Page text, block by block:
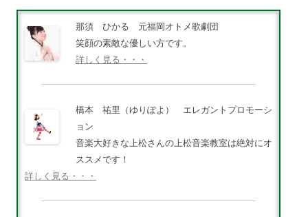
那須 ひかる 元福岡オトメ歌劇団
笑顔の素敵な優しい方です。
詳しく見る・・・
橋本 祐里（ゆりぽよ） エレガントプロモーシ
ョン
音楽大好きな上松さんの上松音楽教室は絶対にオ
ススメです！
詳しく見る・・・